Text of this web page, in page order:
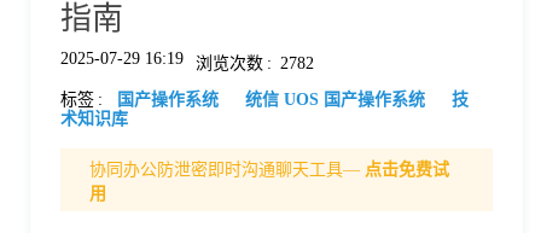
价
指南
2025-07-29 16:19 浏览次数 : 2782
标签 : 国产操作系统 统信 UOS 国产操作系统
技
术知识库
协同办公防泄密即时沟通聊天工具— 点击免费试
用